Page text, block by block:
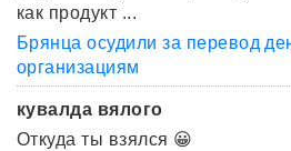
как продукт ...
Брянца осудили за перевод
организациям
кувалда вялого
Откуда ты взялся 😀